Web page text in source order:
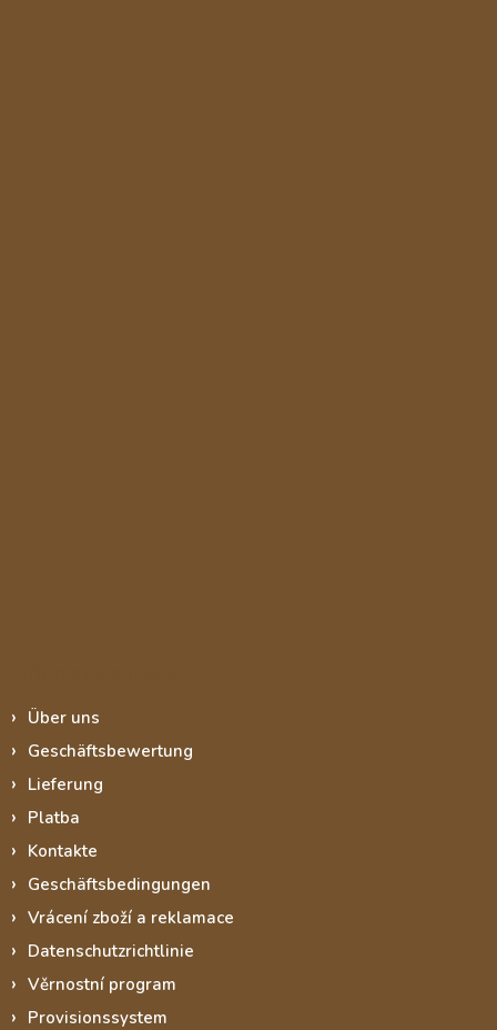
Über uns
Geschäftsbewertung
Lieferung
Platba
Kontakte
Geschäftsbedingungen
Vrácení zboží a reklamace
Datenschutzrichtlinie
Věrnostní program
Provisionssystem